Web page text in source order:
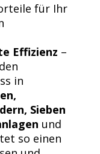
für Ihr
Effizienz –
in
Sieben
und
so einen